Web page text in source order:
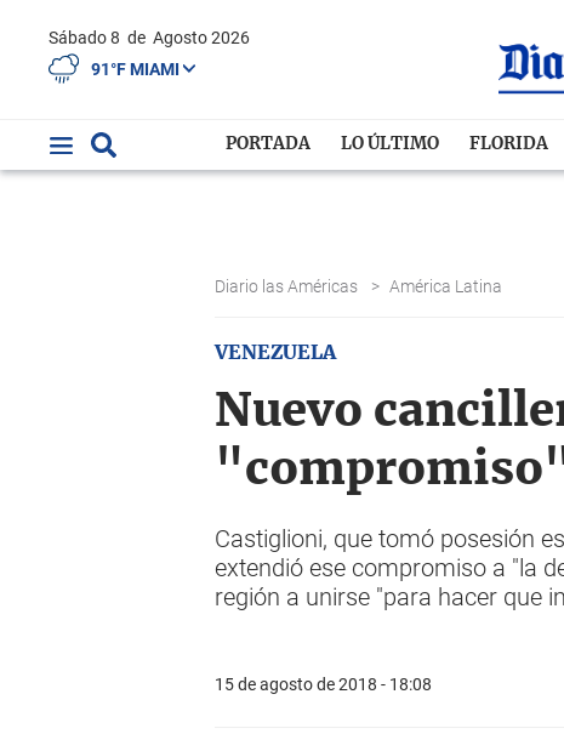
Sábado 8 de Agosto 2026
91°F MIAMI
PORTADA LO ÚLTIMO FLORIDA
Diario las Américas > América Latina
VENEZUELA
Nuevo
"compromiso"
Castiglioni, que tomó posesión
extendió ese compromiso a "la
región a unirse "para hacer que
15 de agosto de 2018 - 18:08